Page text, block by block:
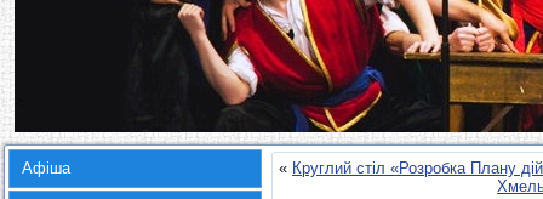
Афіша « Круглий стіл «Розробка Плану